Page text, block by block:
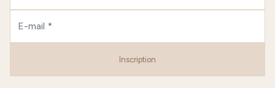
Inscription